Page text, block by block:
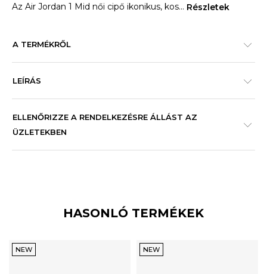
Az Air Jordan 1 Mid női cipő ikonikus, kos... Részletek
A TERMÉKRŐL
LEÍRÁS
ELLENŐRIZZE A RENDELKEZÉSRE ÁLLÁST AZ
ÜZLETEKBEN
HASONLÓ TERMÉKEK
NEW NEW